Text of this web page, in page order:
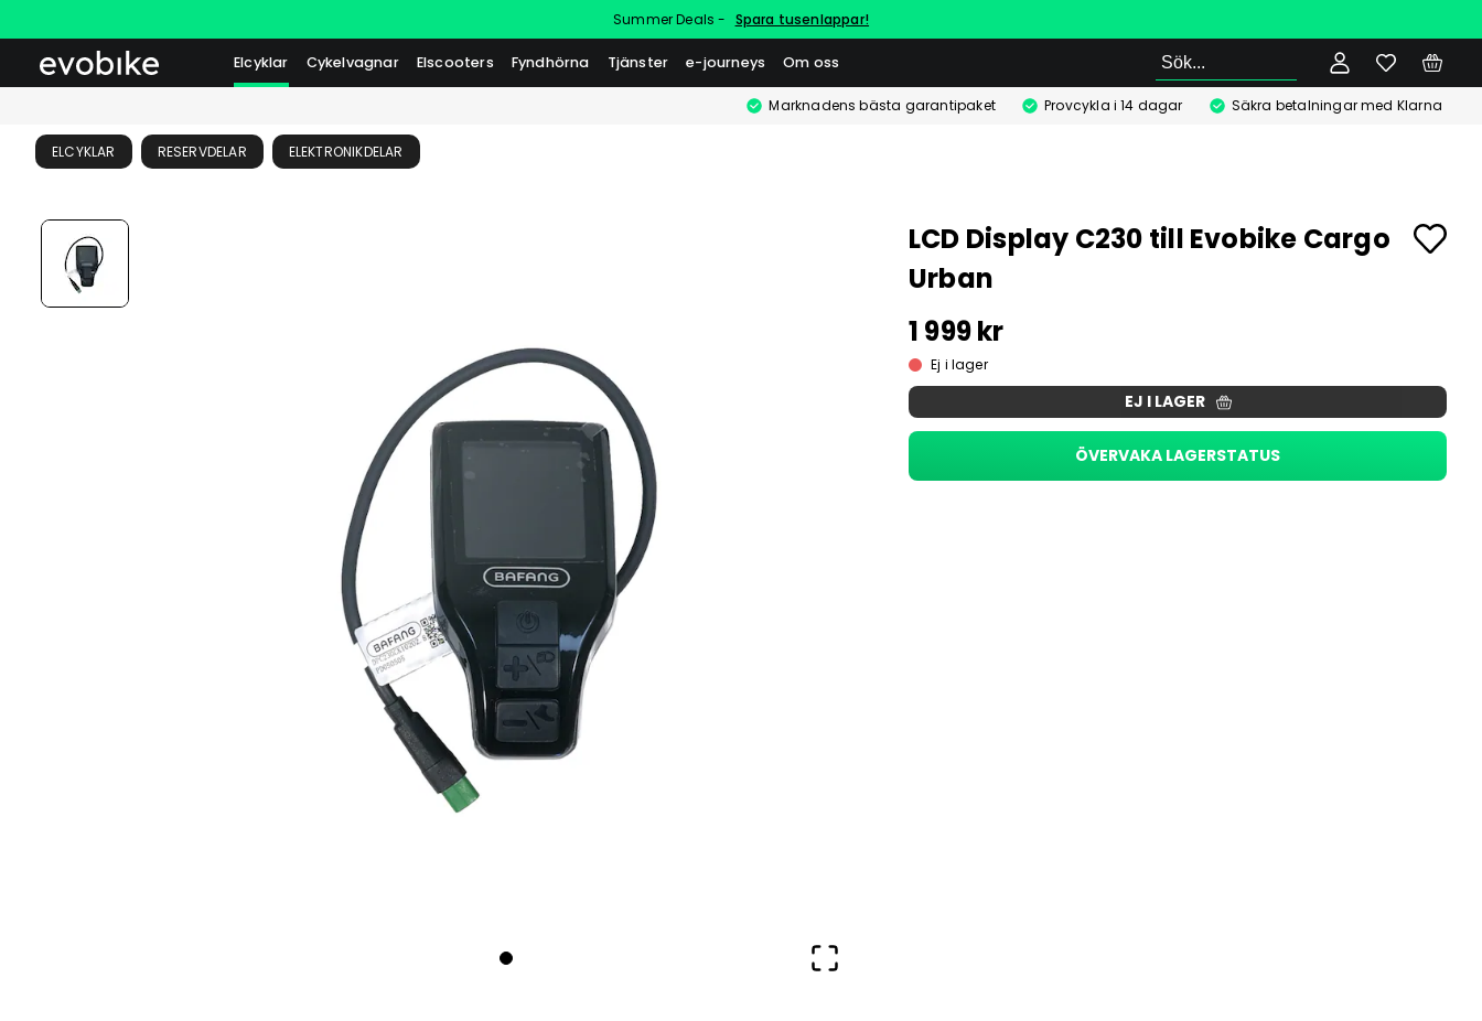
Summer Deals - Spara tusenlappar!
Elcyklar Cykelvagnar Elscooters Fyndhörna Tjänster e-journeys Om oss Sök
Marknadens bästa garantipaket Provcykla i 14 dagar Säkra betalningar med Klarna
ELCYKLAR RESERVDELAR ELEKTRONIKDELAR
LCD Display C230 till Evobike Cargo
Urban
1 999 kr
Ej i lager
EJ I LAGER
ÖVERVAKA LAGERSTATUS